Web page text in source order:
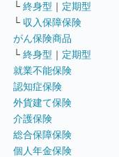
└ 終身型 ｜ 定期型
└ 収入保障保険
がん保険商品
└ 終身型 ｜ 定期型
就業不能保険
認知症保険
外貨建て保険
介護保険
総合保障保険
個人年金保険